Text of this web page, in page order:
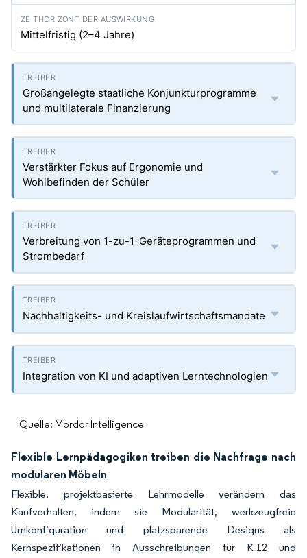
Mittelfristig (2–4 Jahre)
Großangelegte staatliche Konjunkturprogramme
und multilaterale Finanzierung
Verstärkter Fokus auf Ergonomie und
Wohlbefinden der Schüler
Verbreitung von 1-zu-1-Geräteprogrammen und
Strombedarf
Nachhaltigkeits- und Kreislaufwirtschaftsmandate
Integration von KI und adaptiven Lerntechnologien
Quelle: Mordor Intelligence
Flexible Lernpädagogiken treiben die Nachfrage nach
modularen Möbeln
Flexible, projektbasierte Lehrmodelle verändern das
Kaufverhalten, indem sie Modularität, werkzeugfreie
Umkonfiguration und platzsparende Designs als
Kernspezifikationen in Ausschreibungen für K-12 und